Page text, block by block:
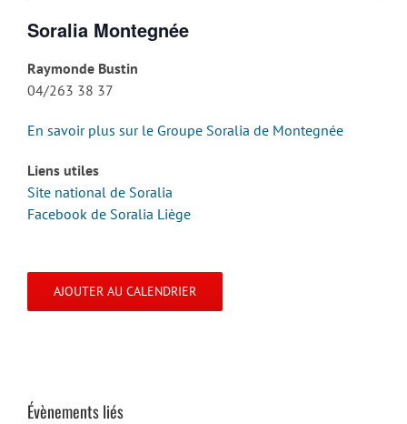
Soralia Montegnée
Raymonde Bustin
04/263 38 37
En savoir plus sur le Groupe Soralia de Montegnée
Liens utiles
Site national de Soralia
Facebook de Soralia Liège
AJOUTER AU CALENDRIER
Évènements liés